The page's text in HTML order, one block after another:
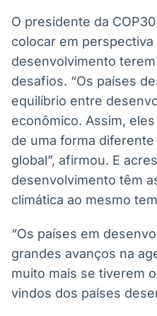
O presidente da
colocar em
desenvolvimento
desafios. “Os países
equilíbrio entre
econômico. Assim,
de uma forma
global”, afirmou. E
desenvolvimento têm
climática ao mesmo
“Os países em
grandes avanços na
muito mais se tiverem
vindos dos países